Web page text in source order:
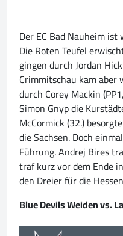
Der EC Bad Nauheim
Die Roten Teufel
gingen durch Jordan
Crimmitschau kam aber
durch Corey Mackin
Simon Gnyp die
McCormick (32.)
die Sachsen. Doch
Führung. Andrej Bires
traf kurz vor dem Ende
den Dreier für die
Blue Devils Weiden vs.